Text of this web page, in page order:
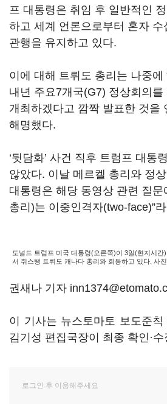
프 대통령은 취임 후 일반적인
하고 세계 언론으로부터 혼자
관행을 유지하고 있다.
이에 대해 트뤼도 총리는 나중에
내년 주요7개국(G7) 정상회의를
개최하겠다고 깜짝 발표한 것을
해명했다.
‘뒷담화’ 사건 직후 트럼프 대통
않았다. 이날 메르켈 총리와 정
대통령은 해당 동영상 관련 질문
총리)는 이중인격자(two-face)”
도널드 트럼프 미국 대통령(오른쪽)이 3일(현지시
서 쥐스탱 트뤼도 캐나다 총리와 회동하고 있다. 사
권새나 기자
이 기사는 뉴스토마토 보도준
김기성 편집국장이 최종 확인·